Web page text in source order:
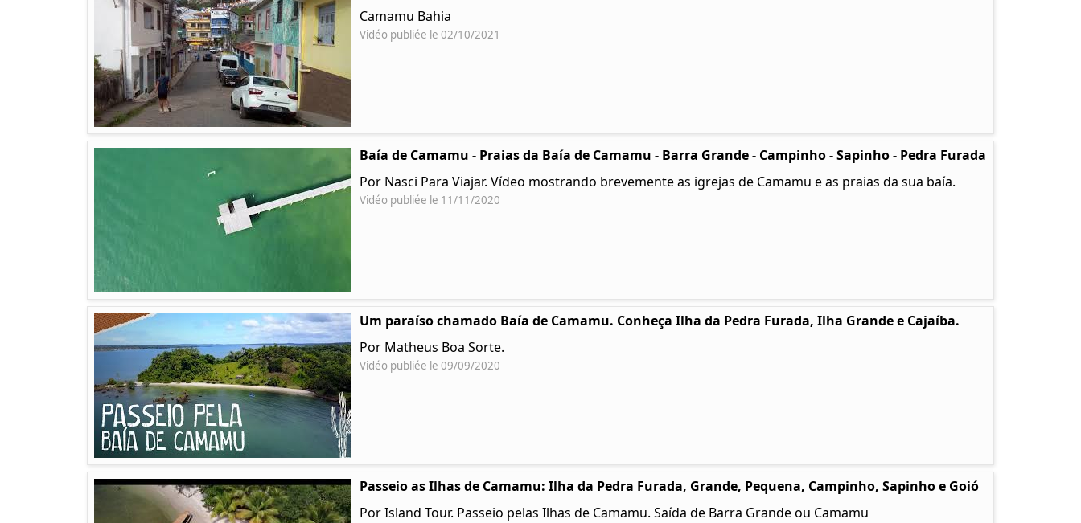
Camamu Bahia
Vidéo publiée le 02/10/2021
Baía de Camamu - Praias da Baía de Camamu - Barra Grande - Campinho - Sapinho - Pedra Furada
Por Nasci Para Viajar. Vídeo mostrando brevemente as igrejas de Camamu e as praias da sua baía.
Vidéo publiée le 11/11/2020
Um paraíso chamado Baía de Camamu. Conheça Ilha da Pedra Furada, Ilha Grande e Cajaíba.
Por Matheus Boa Sorte.
Vidéo publiée le 09/09/2020
Passeio as Ilhas de Camamu: Ilha da Pedra Furada, Grande, Pequena, Campinho, Sapinho e Goió
Por Island Tour. Passeio pelas Ilhas de Camamu. Saída de Barra Grande ou Camamu